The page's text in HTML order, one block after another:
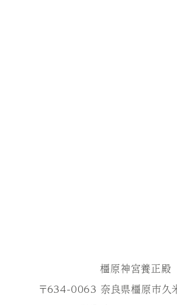
橿原神宮養正殿
〒634-0063 奈良県橿原市久